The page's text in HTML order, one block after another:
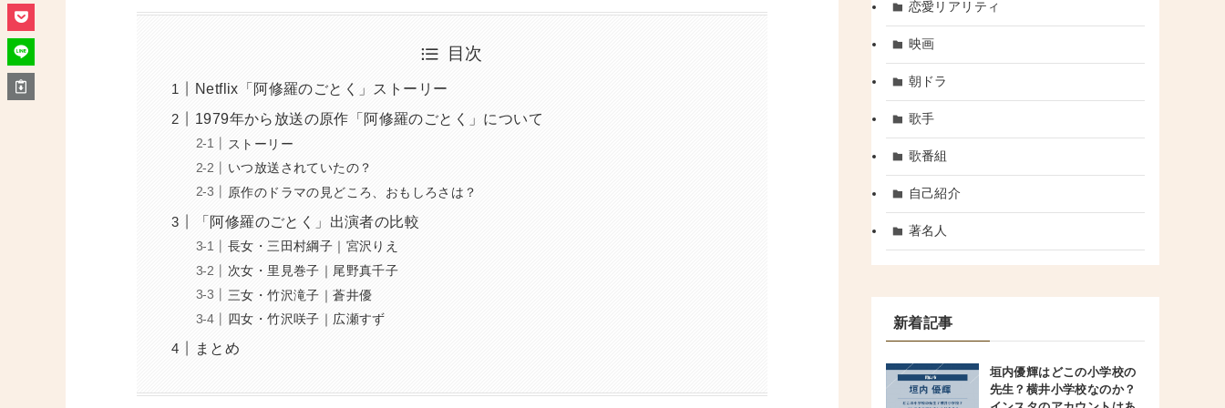
目次
Netflix「阿修羅のごとく」ストーリー
1979年から放送の原作「阿修羅のごとく」について
ストーリー
いつ放送されていたの？
原作のドラマの見どころ、おもしろさは？
「阿修羅のごとく」出演者の比較
長女・三田村綱子｜宮沢りえ
次女・里見巻子｜尾野真千子
三女・竹沢滝子｜蒼井優
四女・竹沢咲子｜広瀬すず
まとめ
恋愛リアリティ
映画
朝ドラ
歌手
歌番組
自己紹介
著名人
新着記事
垣内優輝はどこの小学校の
先生？横井小学校なのか？